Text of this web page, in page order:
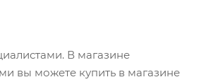
В магазине
вы можете купить в магазине